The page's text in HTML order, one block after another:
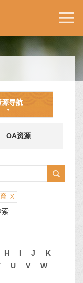
源导航
OA资源
X
H I J
K
U V
W